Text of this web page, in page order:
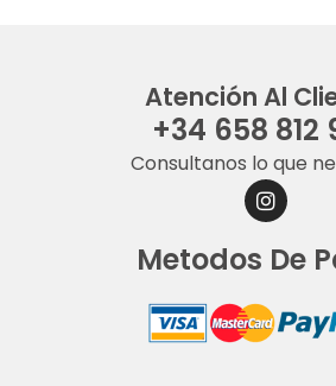
Atención Al
+34 658 812
Consultanos lo que
I
N
S
G
R
Metodos De